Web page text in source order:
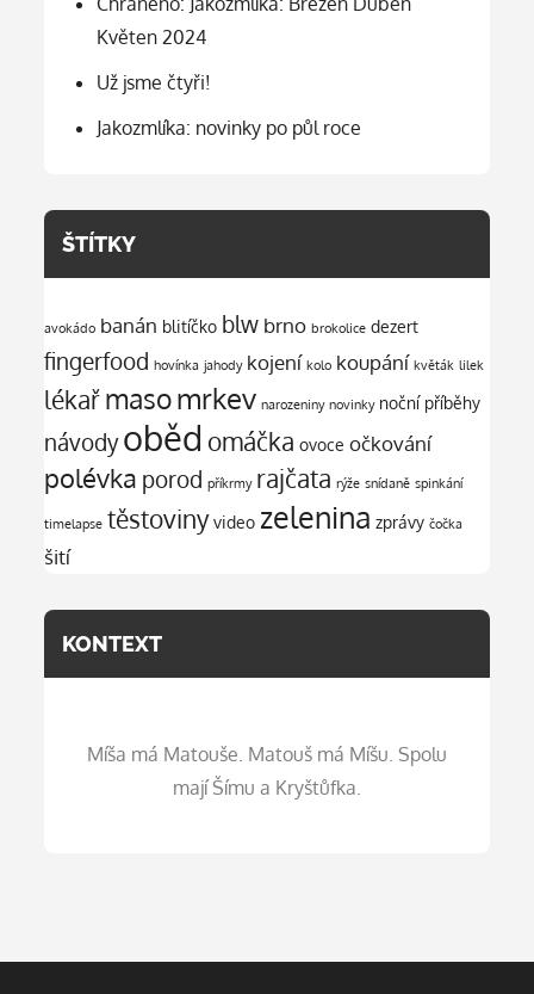
Květen 2024
Už jsme čtyři!
Jakozmlíka: novinky po půl roce
ŠTÍTKY
avokádo banán blitíčko blw brno brokolice dezert
fingerfood hovínka jahody kojení kolo koupání květák lilek
lékařmasomrkev narozeniny novinky noční příběhy
návodyoběd omáčka ovoce očkování
polévka porod příkrmy rajčata rýže snídaně spinkání
timelapse těstoviny video zelenina zprávy čočka
šití
KONTEXT
Míša má Matouše. Matouš má Míšu. Spolu
mají Šímu a Kryštůfka.